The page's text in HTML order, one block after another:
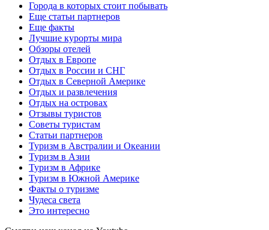
Города в которых стоит побывать
Еще статьи партнеров
Еще факты
Лучшие курорты мира
Обзоры отелей
Отдых в Европе
Отдых в России и СНГ
Отдых в Северной Америке
Отдых и развлечения
Отдых на островах
Отзывы туристов
Советы туристам
Статьи партнеров
Туризм в Австралии и Океании
Туризм в Азии
Туризм в Африке
Туризм в Южной Америке
Факты о туризме
Чудеса света
Это интересно